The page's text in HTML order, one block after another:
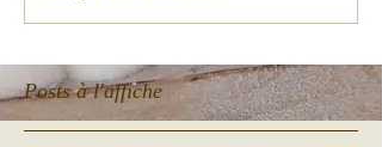
Posts à l'affiche